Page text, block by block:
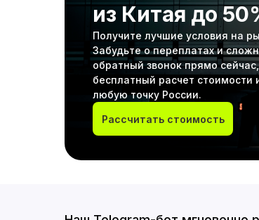
из Китая до
Получите лучшие условия на
Забудьте о переплатах и
обратный звонок прямо
бесплатный расчет стоимости
любую точку России.
Рассчитать стоимость